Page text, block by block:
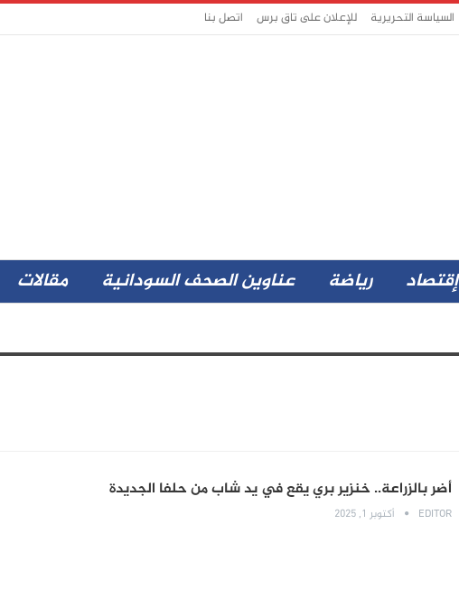
السياسة التحريرية للإعلان على تاق برس اتصل بنا
إقتصاد رياضة عناوين الصحف السودانية مقالات
أضر بالزراعة.. خنزير بري يقع في يد شاب من حلفا الجديدة
EDITOR أكتوبر 1, 2025